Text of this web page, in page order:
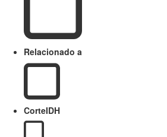
Relacionado a
CorteIDH